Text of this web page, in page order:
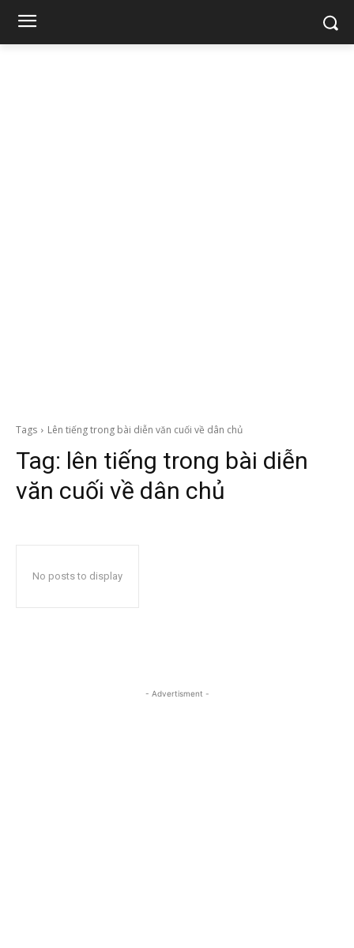
Tags Lên tiếng trong bài diễn văn cuối về dân chủ
Tag: lên tiếng trong bài diễn
văn cuối về dân chủ
No posts to display
- Advertisment -